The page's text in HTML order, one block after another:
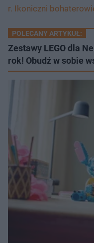
r. Ikoniczni
POLECANY ARTYKUŁ:
Zestawy LEGO dla
rok! Obudź w sobie